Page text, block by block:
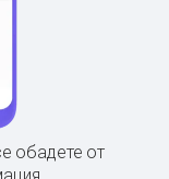
обадете от